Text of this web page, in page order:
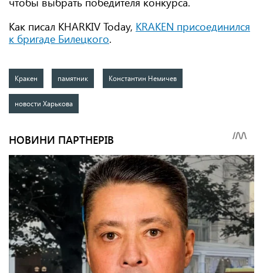
Как писал KHARKIV Today, KRAKEN присоединился
к бригаде Билецкого.
Кракен памятник Константин Немичев
новости Харькова